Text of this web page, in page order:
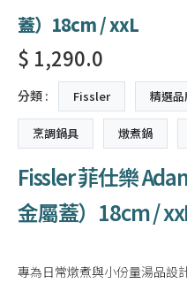
蓋）18cm / xxL
$ 1,290.0
分類 : Fissler 精選
烹調鍋具 燉煮鍋
Fissler 菲仕樂
金屬蓋）18cm /
專為日常燉煮與小份量湯品設